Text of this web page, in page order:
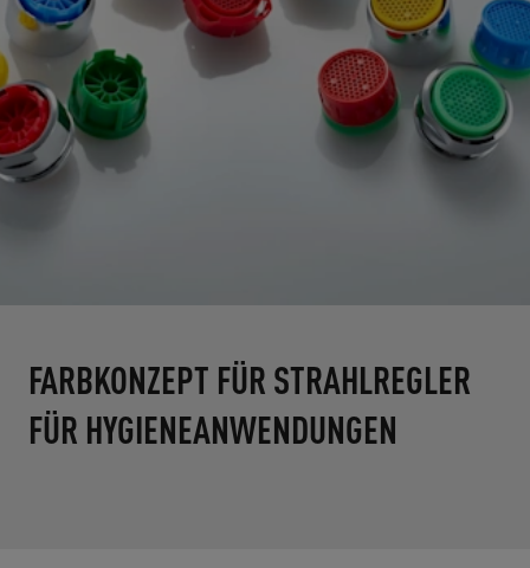
FARBKONZEPT FÜR STRAHLREGLER
FÜR HYGIENEANWENDUNGEN